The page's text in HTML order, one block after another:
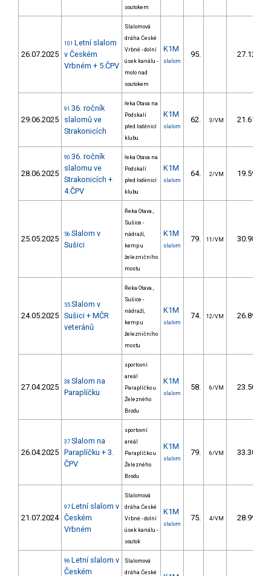
soutokem
26.07.2025
101 Letní slalom
v Českém
Vrbném + 5.ČPV
Slalomová
dráha České
Vrbné - dolní
úsek kanálu -
molo nad
soutokem
K1M
slalom
95. 27.12
29.06.2025
91 36. ročník
slalomů ve
Strakonicích
řeka Otava na
Podskalí
před loděnicí
klubu
K1M
slalom
62. 3/VM 21.61
28.06.2025
90 36. ročník
slalomu ve
Strakonicích +
4.ČPV
řeka Otava na
Podskalí
před loděnicí
klubu
K1M
slalom
64. 2/VM 19.59
25.05.2025 56 Slalom v
Sušici
Řeka Otava ,
Sušice -
nádraží,
kemp u
železničního
mostu
K1M
slalom
79. 11/VM 30.98
24.05.2025
55 Slalom v
Sušici + MČR
veteránů
Řeka Otava ,
Sušice -
nádraží,
kemp u
železničního
mostu
K1M
slalom
74. 12/VM 26.89
27.04.2025
38 Slalom na
Paraplíčku
sportovní
areál
Paraplíčko u
Železného
Brodu
K1M
slalom
58. 6/VM 23.50
26.04.2025
37 Slalom na
Paraplíčku + 3.
ČPV
sportovní
areál
Paraplíčko u
Železného
Brodu
K1M
slalom
79. 6/VM 33.30
21.07.2024
97 Letní slalom v
Českém
Vrbném
Slalomová
dráha České
Vrbné - dolní
úsek kanálu -
soutok
K1M
slalom
75. 4/VM 28.99
96 Letní slalom v
Českém
Slalomová
dráha České